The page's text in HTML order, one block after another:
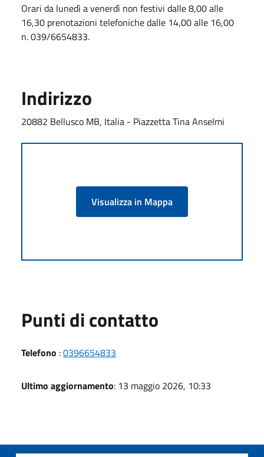
Orari da lunedì a venerdì non festivi dalle 8,00 alle
16,30 prenotazioni telefoniche dalle 14,00 alle 16,00
n. 039/6654833.
Indirizzo
20882 Bellusco MB, Italia - Piazzetta Tina Anselmi
Visualizza in Mappa
Punti di contatto
Telefono :0396654833
Ultimo aggiornamento: 13 maggio 2026, 10:33